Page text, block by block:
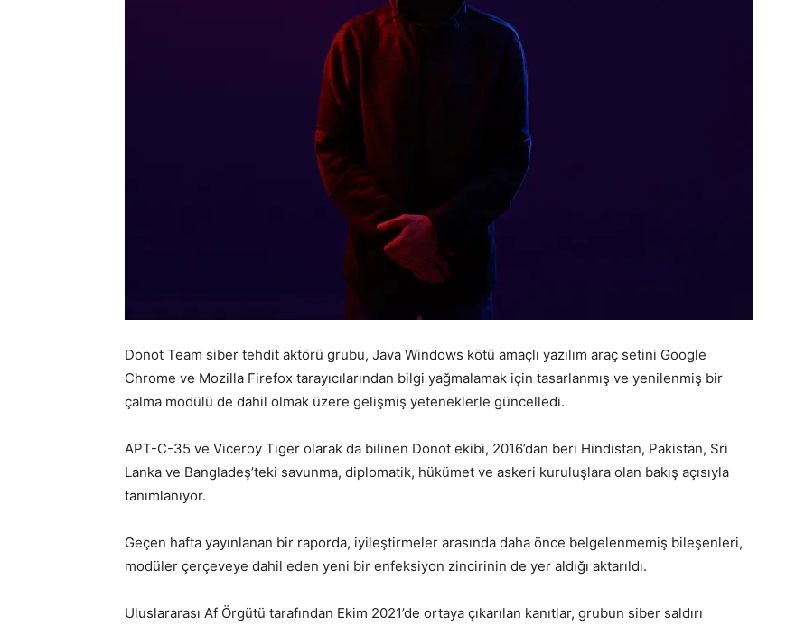
Donot Team siber tehdit aktörü grubu, Java Windows kötü amaçlı yazılım araç setini Google
Chrome ve Mozilla Firefox tarayıcılarından bilgi yağmalamak için tasarlanmış ve yenilenmiş bir
çalma modülü de dahil olmak üzere gelişmiş yeteneklerle güncelledi.
APT-C-35 ve Viceroy Tiger olarak da bilinen Donot ekibi, 2016’dan beri Hindistan, Pakistan, Sri
Lanka ve Bangladeş’teki savunma, diplomatik, hükümet ve askeri kuruluşlara olan bakış açısıyla
tanımlanıyor.
Geçen hafta yayınlanan bir raporda, iyileştirmeler arasında daha önce belgelenmemiş bileşenleri,
modüler çerçeveye dahil eden yeni bir enfeksiyon zincirinin de yer aldığı aktarıldı.
Uluslararası Af Örgütü tarafından Ekim 2021’de ortaya çıkarılan kanıtlar, grubun siber saldırı